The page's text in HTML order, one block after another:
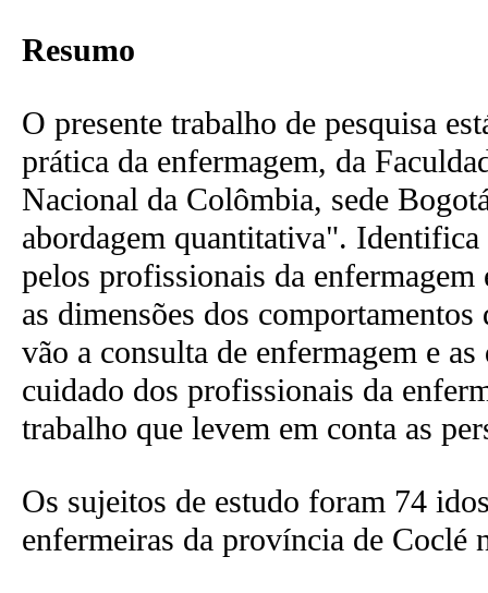
Resumo
O presente trabalho de pesquisa
prática da enfermagem, da
Nacional da Colômbia, sede
abordagem quantitativa".
pelos profissionais da enfermagem
as dimensões dos
vão a consulta de enfermagem e
cuidado dos profissionais da
trabalho que levem em conta as
Os sujeitos de estudo foram 74
enfermeiras da província de Coclé